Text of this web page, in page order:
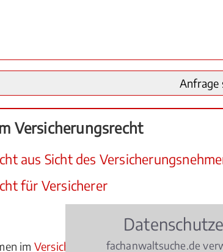
Versicherungsrecht
aus Sicht des
für Versicherer
im Versicherungsrechtfinden Sie hier
fachanwaltsuche.de